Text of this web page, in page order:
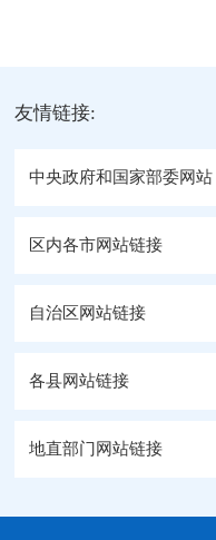
友情链接:
中央政府和国家部委网站
区内各市网站链接
自治区网站链接
各县网站链接
地直部门网站链接